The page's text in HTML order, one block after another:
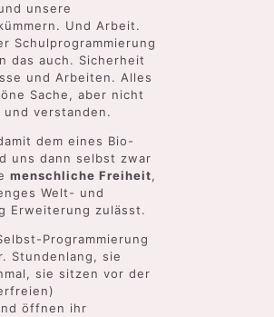
unsere
Und Arbeit.
Schulprogrammierung
das auch. Sicherheit
und Arbeiten. Alles
Sache, aber nicht
verstanden.
dem eines Bio-
uns dann selbst zwar
menschliche Freiheit,
Welt- und
Erweiterung zulässt.
Programmierung
Stundenlang, sie
sie sitzen vor der
öffnen ihr